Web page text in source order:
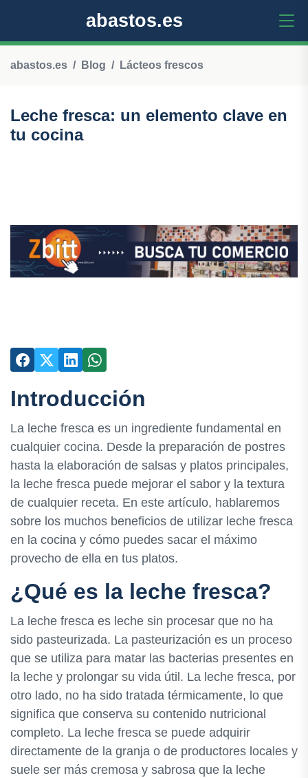
abastos.es
abastos.es Blog Lácteos frescos
Leche fresca: un elemento clave en
tu cocina
Introducción
La leche fresca es un ingrediente fundamental en
cualquier cocina. Desde la preparación de postres
hasta la elaboración de salsas y platos principales,
la leche fresca puede mejorar el sabor y la textura
de cualquier receta. En este artículo, hablaremos
sobre los muchos beneficios de utilizar leche fresca
en la cocina y cómo puedes sacar el máximo
provecho de ella en tus platos.
¿Qué es la leche fresca?
La leche fresca es leche sin procesar que no ha
sido pasteurizada. La pasteurización es un proceso
que se utiliza para matar las bacterias presentes en
la leche y prolongar su vida útil. La leche fresca, por
otro lado, no ha sido tratada térmicamente, lo que
significa que conserva su contenido nutricional
completo. La leche fresca se puede adquirir
directamente de la granja o de productores locales y
suele ser más cremosa y sabrosa que la leche